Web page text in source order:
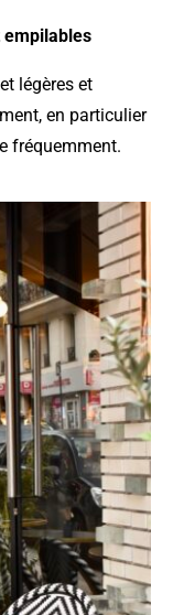
empilables
légères et
en particulier
fréquemment.